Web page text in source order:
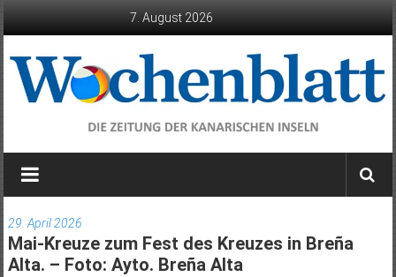
7. August 2026
Wochenblatt
die
der
Kanarischen
Inseln
29. April 2026
Mai-Kreuze zum Fest des Kreuzes in Breña
Alta. – Foto: Ayto. Breña Alta